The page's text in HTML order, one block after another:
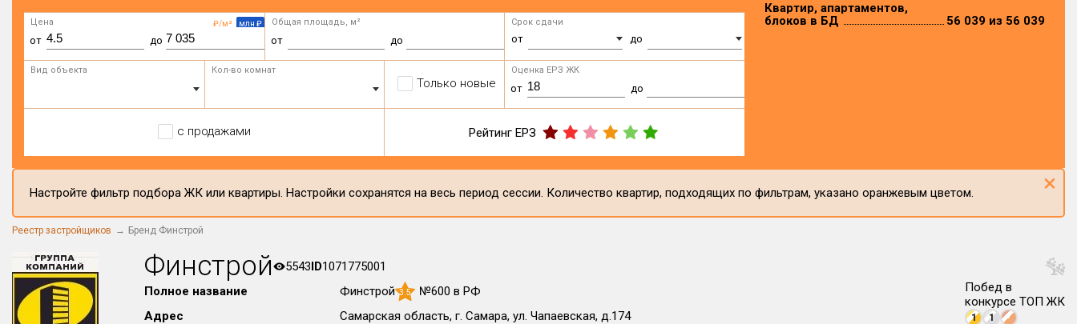
₽/м² млн ₽
Цена
от до
Общая площадь, м²
от до
Срок сдачи
от до
Вид объекта Кол-во комнат
Только новые
Оценка ЕРЗ ЖК
от до
с продажами Рейтинг ЕРЗ
Квартир, апартаментов,
блоков в БД
56 039 из 56 039
Настройте фильтр подбора ЖК или квартиры. Настройки сохранятся на весь период сессии. Количество квартир, подходящих по фильтрам, указано оранжевым цветом. ×
Реестр застройщиков Бренд Финстрой
Финстрой 5543ID1071775001
Полное название
Финстрой 3.5
№600 в РФ
Адрес
Самарская область, г. Самара, ул. Чапаевская, д.174
Побед в
конкурсе ТОП ЖК
1 1